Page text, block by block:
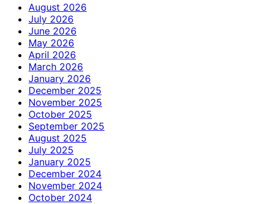
August 2026
July 2026
June 2026
May 2026
April 2026
March 2026
January 2026
December 2025
November 2025
October 2025
September 2025
August 2025
July 2025
January 2025
December 2024
November 2024
October 2024